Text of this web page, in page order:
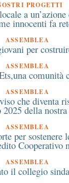
PROGETTI
a
innocenti fa
ASSEMBLEA
per
ASSEMBLEA
comunità
ASSEMBLEA
che diventa
della
ASSEMBLEA
per sostenere
Cooperativo
ASSEMBLEA
il collegio